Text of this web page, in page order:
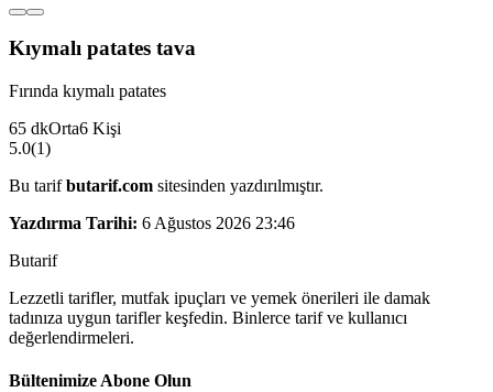
Kıymalı patates tava
Fırında kıymalı patates
65 dkOrta6 Kişi
5.0(1)
Bu tarifbutarif.com sitesinden yazdırılmıştır.
Yazdırma Tarihi: 6 Ağustos 2026 23:46
Butarif
Lezzetli tarifler, mutfak ipuçları ve yemek önerileri ile damak
tadınıza uygun tarifler keşfedin. Binlerce tarif ve kullanıcı
değerlendirmeleri.
Bültenimize Abone Olun